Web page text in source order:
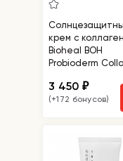
крем с
Bioheal BOH
Probioderm
SPF50+ PA++++
3 450₽
(+172 бонусов)